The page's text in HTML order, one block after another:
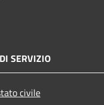
SERVIZIO
civile